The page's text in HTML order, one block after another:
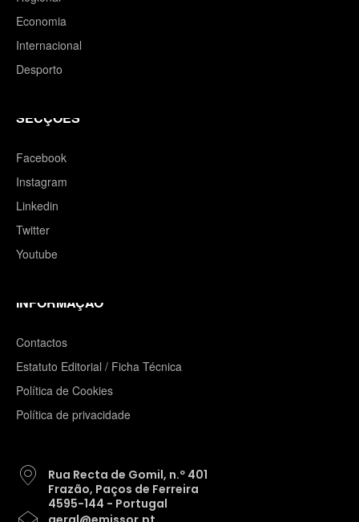
Economia
Internacional
Desporto
SECÇÕES
Facebook
Instagram
Linkedin
Twitter
Youtube
INFORMAÇÃO
Contactos
Estatuto Editorial / Ficha Técnica
Política de Cookies
Política de privacidade
Rua Recta de Gomil, n.º 401
Frazão, Paços de Ferreira
4595-144 - Portugal